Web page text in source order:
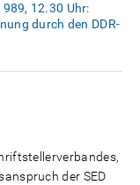
12.30 Uhr:
durch den DDR-
der SED